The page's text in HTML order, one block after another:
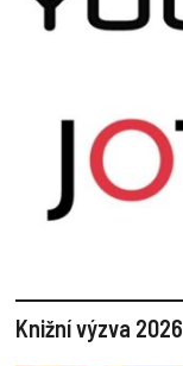
Knižní výzva 2026